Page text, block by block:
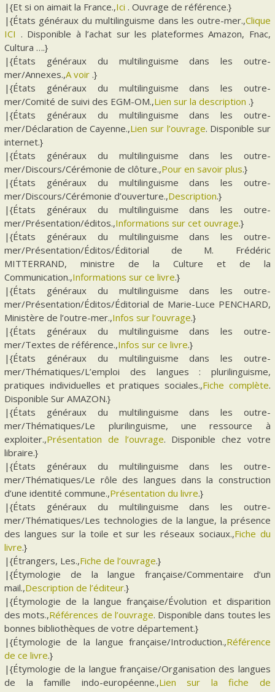
|{Et si on aimait la France.,Ici . Ouvrage de référence.}
|{États généraux du multilinguisme dans les outre-mer.,Clique
ICI . Disponible à l’achat sur les plateformes Amazon, Fnac,
Cultura ….}
|{États généraux du multilinguisme dans les outre-
mer/Annexes.,A voir .}
|{États généraux du multilinguisme dans les outre-
mer/Comité de suivi des EGM-OM.,Lien sur la description .}
|{États généraux du multilinguisme dans les outre-
mer/Déclaration de Cayenne.,Lien sur l’ouvrage. Disponible sur
internet.}
|{États généraux du multilinguisme dans les outre-
mer/Discours/Cérémonie de clôture.,Pour en savoir plus.}
|{États généraux du multilinguisme dans les outre-
mer/Discours/Cérémonie d’ouverture.,Description.}
|{États généraux du multilinguisme dans les outre-
mer/Présentation/éditos.,Informations sur cet ouvrage.}
|{États généraux du multilinguisme dans les outre-
mer/Présentation/Éditos/Éditorial de M. Frédéric
MITTERRAND, ministre de la Culture et de la
Communication.,Informations sur ce livre.}
|{États généraux du multilinguisme dans les outre-
mer/Présentation/Éditos/Éditorial de Marie-Luce PENCHARD,
Ministère de l’outre-mer.,Infos sur l’ouvrage.}
|{États généraux du multilinguisme dans les outre-
mer/Textes de référence.,Infos sur ce livre.}
|{États généraux du multilinguisme dans les outre-
mer/Thématiques/L’emploi des langues : plurilinguisme,
pratiques individuelles et pratiques sociales.,Fiche complète.
Disponible Sur AMAZON.}
|{États généraux du multilinguisme dans les outre-
mer/Thématiques/Le plurilinguisme, une ressource à
exploiter.,Présentation de l’ouvrage. Disponible chez votre
libraire.}
|{États généraux du multilinguisme dans les outre-
mer/Thématiques/Le rôle des langues dans la construction
d’une identité commune.,Présentation du livre.}
|{États généraux du multilinguisme dans les outre-
mer/Thématiques/Les technologies de la langue, la présence
des langues sur la toile et sur les réseaux sociaux.,Fiche du
livre.}
|{Étrangers, Les.,Fiche de l’ouvrage.}
|{Étymologie de la langue française/Commentaire d’un
mail.,Description de l’éditeur.}
|{Étymologie de la langue française/Évolution et disparition
des mots.,Références de l’ouvrage. Disponible dans toutes les
bonnes bibliothèques de votre département.}
|{Étymologie de la langue française/Introduction.,Référence
de ce livre.}
|{Étymologie de la langue française/Organisation des langues
de la famille indo-européenne.,Lien sur la fiche de